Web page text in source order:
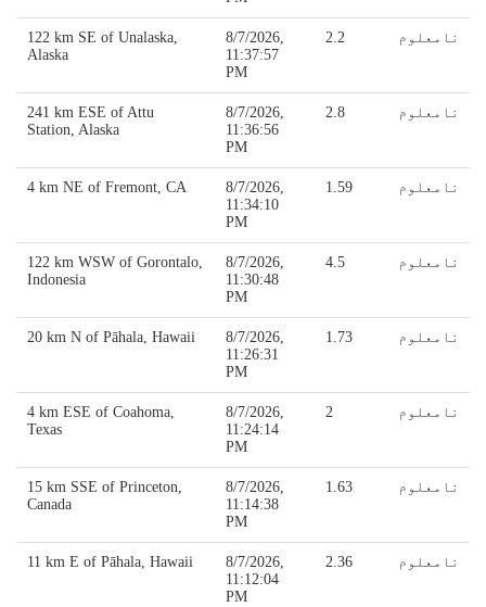
122 km SE of Unalaska,
Alaska
8/7/2026,
11:37:57
PM
2.2 نامعلوم
241 km ESE of Attu
Station, Alaska
8/7/2026,
11:36:56
PM
2.8 نامعلوم
4 km NE of Fremont, CA
8/7/2026,
11:34:10
PM
1.59 نامعلوم
122 km WSW of Gorontalo,
Indonesia
8/7/2026,
11:30:48
PM
4.5 نامعلوم
20 km N of Pāhala, Hawaii
8/7/2026,
11:26:31
PM
1.73 نامعلوم
4 km ESE of Coahoma,
Texas
8/7/2026,
11:24:14
PM
2 نامعلوم
15 km SSE of Princeton,
Canada
8/7/2026,
11:14:38
PM
1.63 نامعلوم
11 km E of Pāhala, Hawaii
8/7/2026,
11:12:04
PM
2.36 نامعلوم